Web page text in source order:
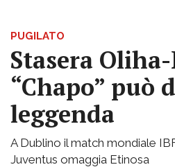
PUGILATO
Stasera
“Chapo” può
leggenda
A Dublino il match mondiale
Juventus omaggia Etinosa